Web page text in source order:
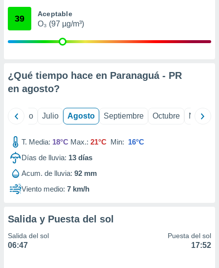
mediante
publicidad
1199
39 Aceptable
O₃ (97 µg/m³)
¿Qué tiempo hace en Paranaguá - PR
en agosto?
Junio Julio Agosto Septiembre Octubre
T. Media: 18°C Max.: 21°C Min: 16°C
Días de lluvia: 13 días
Acum. de lluvia: 92 mm
Viento medio: 7 km/h
Salida y Puesta del sol
Salida del sol
06:47
Puesta del sol
17:52